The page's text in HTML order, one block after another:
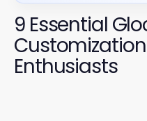
9 Essential
Enthusiasts